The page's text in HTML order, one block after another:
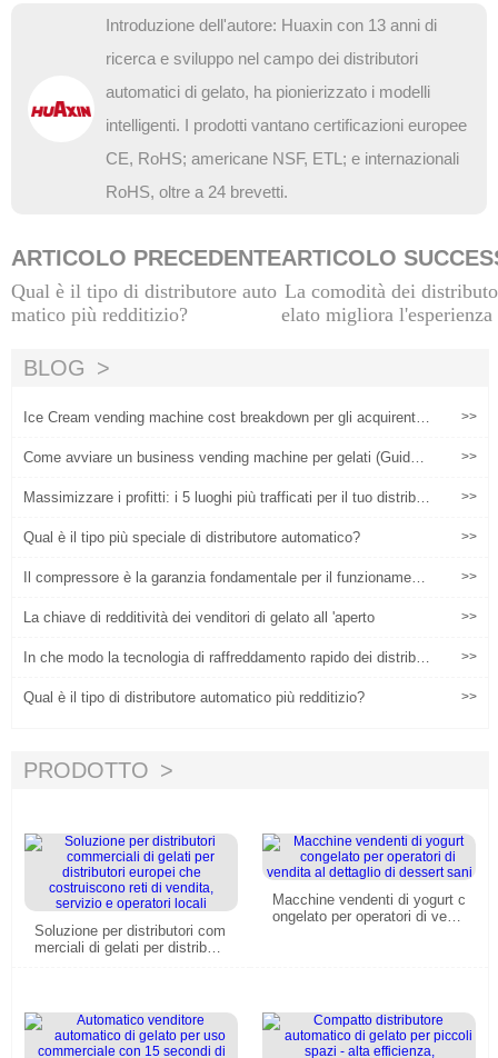
Introduzione dell'autore: Huaxin con 13 anni di
ricerca e sviluppo nel campo dei distributori
automatici di gelato, ha pionierizzato i modelli
intelligenti. I prodotti vantano certificazioni europee
CE, RoHS; americane NSF, ETL; e internazionali
RoHS, oltre a 24 brevetti.
ARTICOLO PRECEDENTE
Qual è il tipo di distributore auto
matico più redditizio?
ARTICOLO
La comodità dei
elato migliora l'esperienza
BLOG
Ice Cream vending machine cost breakdown per gli acquirenti c
>>
Come avviare un business vending machine per gelati (Guida
>>
Massimizzare i profitti: i 5 luoghi più trafficati per il tuo distribut
>>
Qual è il tipo più speciale di distributore automatico? >>
Il compressore è la garanzia fondamentale per il funzionamento
>>
La chiave di redditività dei venditori di gelato all 'aperto >>
In che modo la tecnologia di raffreddamento rapido dei distribut
itto in scenari ad alto traffico?
>>
Qual è il tipo di distributore automatico più redditizio? >>
PRODOTTO
Soluzione per distributori com
merciali di gelati per distributo
Macchine vendenti di yogurt c
ongelato per operatori di vendi